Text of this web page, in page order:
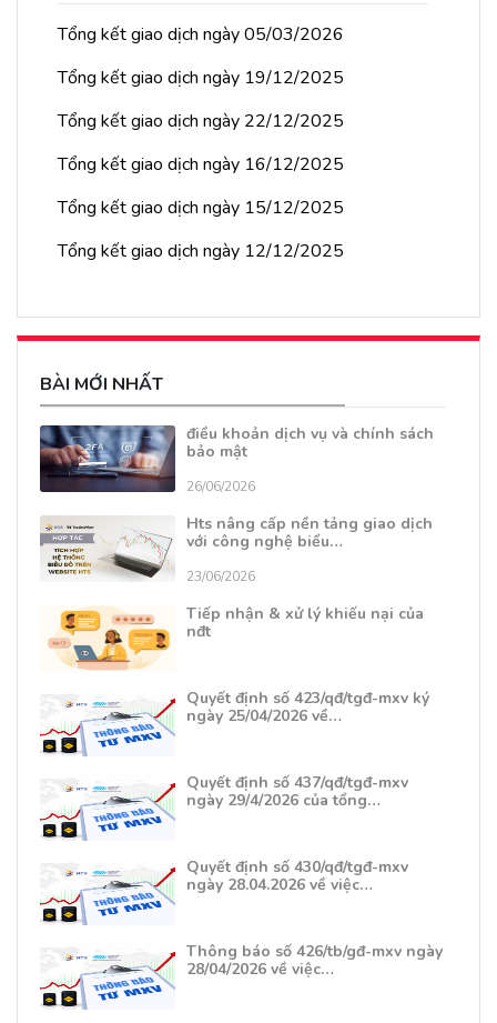
Tổng kết giao dịch ngày 05/03/2026
Tổng kết giao dịch ngày 19/12/2025
Tổng kết giao dịch ngày 22/12/2025
Tổng kết giao dịch ngày 16/12/2025
Tổng kết giao dịch ngày 15/12/2025
Tổng kết giao dịch ngày 12/12/2025
BÀI MỚI NHẤT
điều khoản dịch vụ và chính sách
bảo mật
26/06/2026
Hts nâng cấp nền tảng giao dịch
với công nghệ biểu…
23/06/2026
Tiếp nhận & xử lý khiếu nại của
nđt
Quyết định số 423/qđ/tgđ-mxv ký
ngày 25/04/2026 về…
Quyết định số 437/qđ/tgđ-mxv
ngày 29/4/2026 của tổng…
Quyết định số 430/qđ/tgđ-mxv
ngày 28.04.2026 về việc…
Thông báo số 426/tb/gđ-mxv ngày
28/04/2026 về việc…